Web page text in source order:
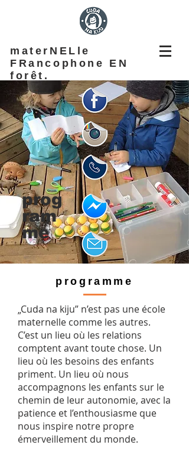
materNELle
FRancophone EN
forêt.
prog
ram
me
„Cuda na kiju” n’est pas une école
maternelle comme les autres.
C’est un lieu où les relations
comptent avant toute chose. Un
lieu où les besoins des enfants
priment. Un lieu où nous
accompagnons les enfants sur le
chemin de leur autonomie, avec la
patience et l’enthousiasme que
nous inspire notre propre
émerveillement du monde.
programme